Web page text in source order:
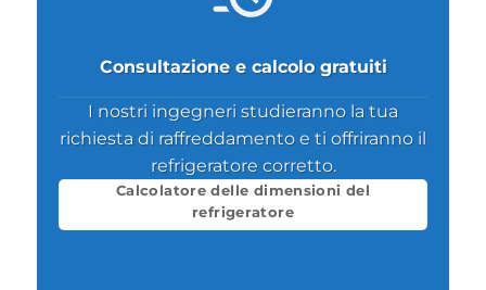
Consultazione e calcolo gratuiti
I nostri ingegneri studieranno la tua
richiesta di raffreddamento e ti offriranno il
refrigeratore corretto.
Calcolatore delle dimensioni del
refrigeratore